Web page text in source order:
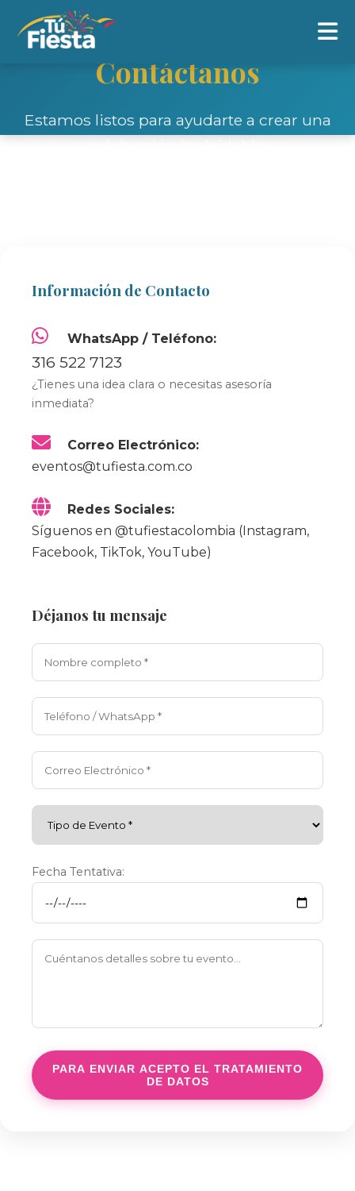
Contáctanos
Estamos listos para ayudarte a crear una
Información de Contacto
WhatsApp / Teléfono:
316 522 7123
¿Tienes una idea clara o necesitas asesoría
inmediata?
Correo Electrónico:
eventos@tufiesta.com.co
Redes Sociales:
Síguenos en @tufiestacolombia (Instagram,
Facebook, TikTok, YouTube)
Déjanos tu mensaje
Fecha Tentativa:
PARA ENVIAR ACEPTO EL TRATAMIENTO
DE DATOS